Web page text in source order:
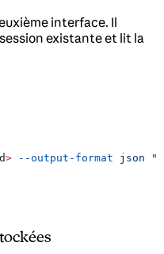
interface. Il
existante et lit la
d> --output-format json